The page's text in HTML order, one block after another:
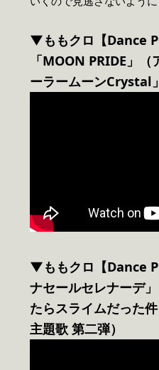
▼ももクロ【Dance
「MOON PRIDE」
ーラームーンCrystal
▼ももクロ【Dance
ナセールセレナーデ
たらスライムだった
主題歌 第二弾）